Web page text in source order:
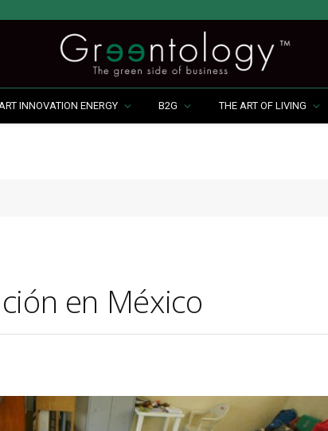
INNOVATION ENERGY B2G THE ART OF LIVING
en México